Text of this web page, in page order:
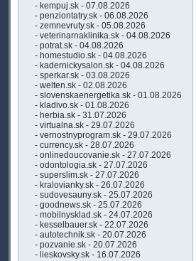
- kempuj.sk - 07.08.2026
- penziontatry.sk - 06.08.2026
- zemnevruty.sk - 05.08.2026
- veterinarnaklinika.sk - 04.08.2026
- potrat.sk - 04.08.2026
- homestudio.sk - 04.08.2026
- kadernickysalon.sk - 04.08.2026
- sperkar.sk - 03.08.2026
- welten.sk - 02.08.2026
- slovenskaenergetika.sk - 01.08.2026
- kladivo.sk - 01.08.2026
- herbia.sk - 31.07.2026
- virtualna.sk - 29.07.2026
- vernostnyprogram.sk - 29.07.2026
- currency.sk - 28.07.2026
- onlinedoucovanie.sk - 27.07.2026
- odontologia.sk - 27.07.2026
- superslim.sk - 27.07.2026
- kralovianky.sk - 26.07.2026
- sudovesauny.sk - 25.07.2026
- goodnews.sk - 25.07.2026
- mobilnysklad.sk - 24.07.2026
- kesselbauer.sk - 22.07.2026
- autotechnik.sk - 20.07.2026
- pozvanie.sk - 20.07.2026
- lieskovsky.sk - 16.07.2026